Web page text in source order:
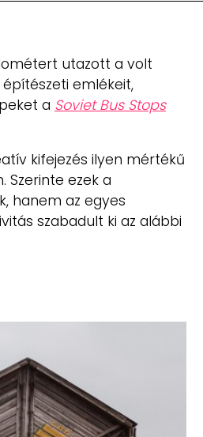
utazott a volt
emlékeit,
a Soviet Bus Stops
kifejezés ilyen mértékű
Szerinte ezek a
hanem az egyes
szabadult ki az alábbi